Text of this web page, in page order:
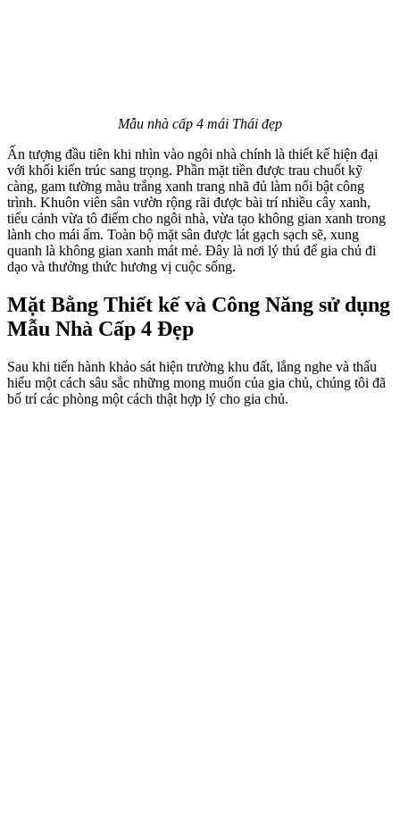
Mẫu nhà cấp 4 mái Thái đẹp
Ấn tượng đầu tiên khi nhìn vào ngôi nhà chính là thiết kế hiện đại
với khối kiến trúc sang trọng. Phần mặt tiền được trau chuốt kỹ
càng, gam tường màu trắng xanh trang nhã đủ làm nổi bật công
trình. Khuôn viên sân vườn rộng rãi được bài trí nhiều cây xanh,
tiểu cảnh vừa tô điểm cho ngôi nhà, vừa tạo không gian xanh trong
lành cho mái ấm. Toàn bộ mặt sân được lát gạch sạch sẽ, xung
quanh là không gian xanh mát mẻ. Đây là nơi lý thú để gia chủ đi
dạo và thưởng thức hương vị cuộc sống.
Mặt Bằng Thiết kế và Công Năng sử dụng
Mẫu Nhà Cấp 4 Đẹp
Sau khi tiến hành khảo sát hiện trường khu đất, lắng nghe và thấu
hiểu một cách sâu sắc những mong muốn của gia chủ, chúng tôi đã
bố trí các phòng một cách thật hợp lý cho gia chủ.